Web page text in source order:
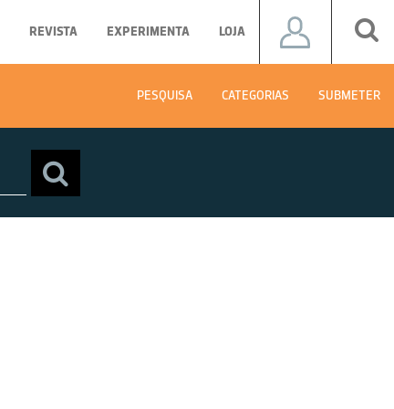
REVISTA EXPERIMENTA LOJA
PESQUISA CATEGORIAS SUBMETER